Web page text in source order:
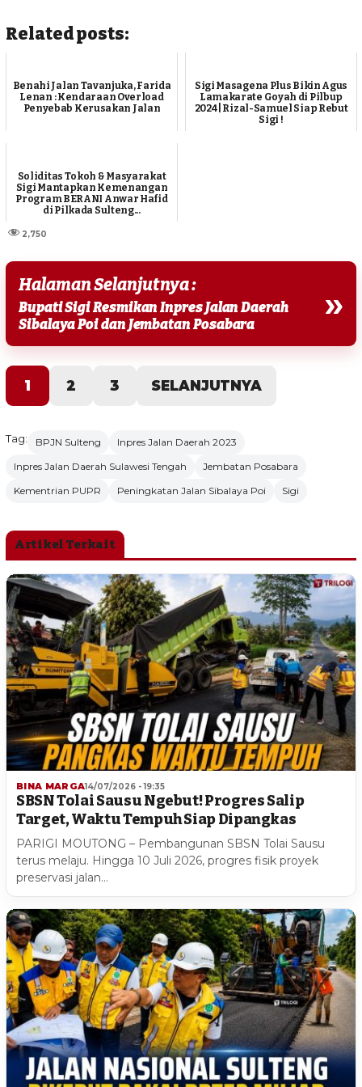
Related posts:
Benahi Jalan Tavanjuka, Farida
Lenan : Kendaraan Overload
Penyebab Kerusakan Jalan
Sigi Masagena Plus Bikin Agus
Lamakarate Goyah di Pilbup
2024 | Rizal-Samuel Siap Rebut
Sigi !
Soliditas Tokoh & Masyarakat
Sigi Mantapkan Kemenangan
Program BERANI Anwar Hafid
di Pilkada Sulteng...
2,750
Halaman Selanjutnya :
Bupati Sigi Resmikan Inpres Jalan Daerah
Sibalaya Poi dan Jembatan Posabara
»
1 2 3 SELANJUTNYA
Tag: BPJN Sulteng
Inpres Jalan Daerah 2023
Inpres Jalan Daerah Sulawesi Tengah
Jembatan Posabara
Kementrian PUPR
Peningkatan Jalan Sibalaya Poi Sigi
Artikel Terkait
BINA MARGA14/07/2026 - 19:35
SBSN Tolai Sausu Ngebut! Progres Salip
Target, Waktu Tempuh Siap Dipangkas
PARIGI MOUTONG – Pembangunan SBSN Tolai Sausu
terus melaju. Hingga 10 Juli 2026, progres fisik proyek
preservasi jalan…